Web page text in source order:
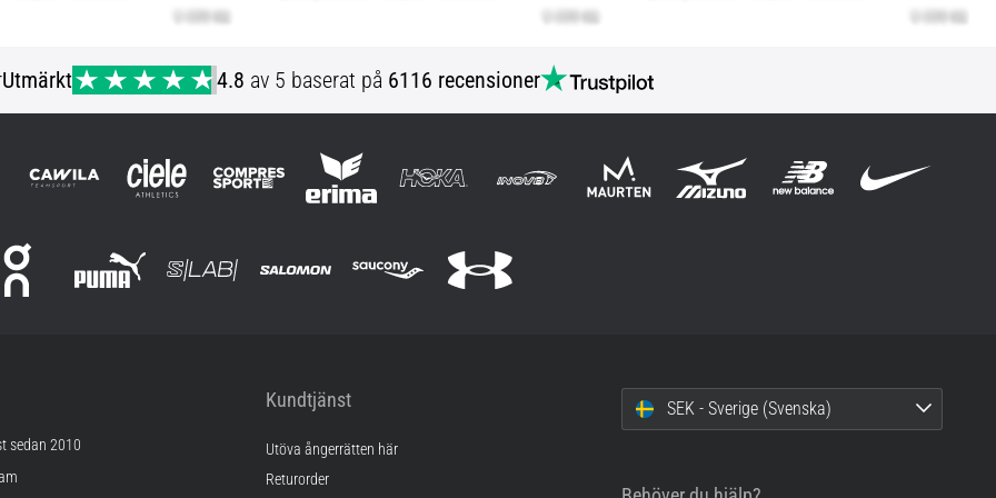
Utmärkt 4.8 av 5 baserat på 6116 recensioner
sedan 2010
Kundtjänst
Utöva ångerrätten här
Returorder
SEK - Sverige (Svenska)